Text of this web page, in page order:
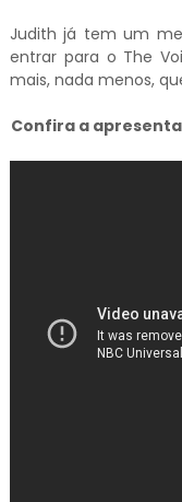
Judith já tem um
entrar para o The
mais, nada menos,
Confira a